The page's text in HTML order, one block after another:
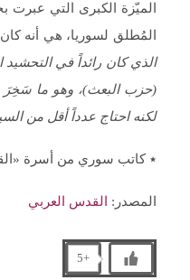
المُطلق لسوريا، هي أنه كان
الذي كان رائداً في
لكنه احتاج عدداً أقل من
٭ كاتب سوري من أسرة
المصدر: القدس العربي
+5